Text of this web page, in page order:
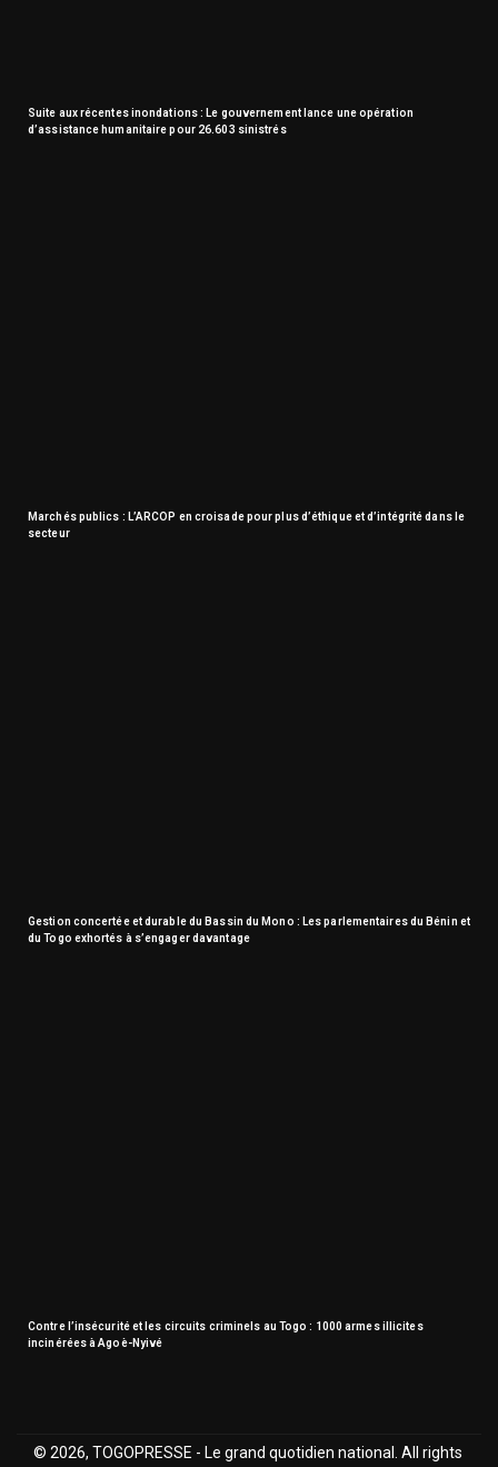
Suite aux récentes inondations : Le gouvernement lance une opération
d’assistance humanitaire pour 26.603 sinistrés
Marchés publics : L’ARCOP en croisade pour plus d’éthique et d’intégrité dans le
secteur
Gestion concertée et durable du Bassin du Mono : Les parlementaires du Bénin et
du Togo exhortés à s’engager davantage
Contre l’insécurité et les circuits criminels au Togo : 1000 armes illicites
incinérées à Agoè-Nyivé
© 2026, TOGOPRESSE - Le grand quotidien national. All rights